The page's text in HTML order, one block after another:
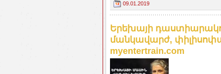
09.01.2019
Երեխայի
մանկավարժ,
myentertrain.com